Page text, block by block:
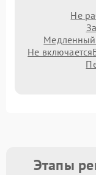
Не
Медленный
Не включается
Этапы